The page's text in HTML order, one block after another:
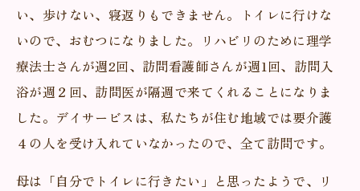
い、歩けない、寝返りもできません。トイレに行けな
いので、おむつになりました。リハビリのために理学
療法士さんが週2回、訪問看護師さんが週1回、訪問入
浴が週２回、訪問医が隔週で来てくれることになりま
した。デイサービスは、私たちが住む地域では要介護
４の人を受け入れていなかったので、全て訪問です。
母は「自分でトイレに行きたい」と思ったようで、リ